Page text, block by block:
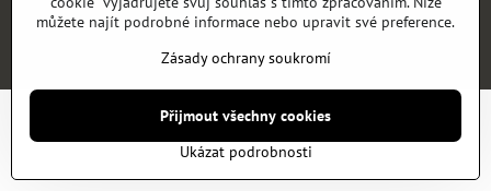
Copyright
Zásady ochrany soukromí
Vytvořeno systémem:ByznysWeb.cz
můžete najít podrobné informace nebo upravit své preference.
Zásady ochrany soukromí
Ukázat podrobnosti
Přijmout všechny cookies